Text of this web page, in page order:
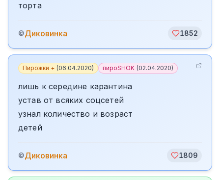
торта
©Диковинка 1852
Пирожки + (06.04.2020) пироSHOK (02.04.2020)
лишь к середине карантина
устав от всяких соцсетей
узнал количество и возраст
детей
©Диковинка 1809